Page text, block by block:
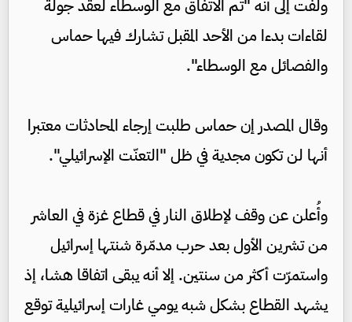
ولفت إلى أنه "تم الاتفاق مع الوسطاء لعقد جولة
لقاءات بدءا من الأحد المقبل تشارك فيها حماس
والفصائل مع الوسطاء".
وقال المصدر إن حماس طلبت إرجاء المحادثات معتبرا
أنها لن تكون مجدية في ظل "التعنّت الإسرائيلي".
وأُعلن عن وقف لإطلاق النار في قطاع غزة في العاشر
من تشرين الأول بعد حرب مدمّرة شنتها إسرائيل
واستمرّت أكثر من سنتين. إلا أنه يبقى اتفاقا هشا، إذ
يشهد القطاع بشكل شبه يومي غارات إسرائيلية توقع